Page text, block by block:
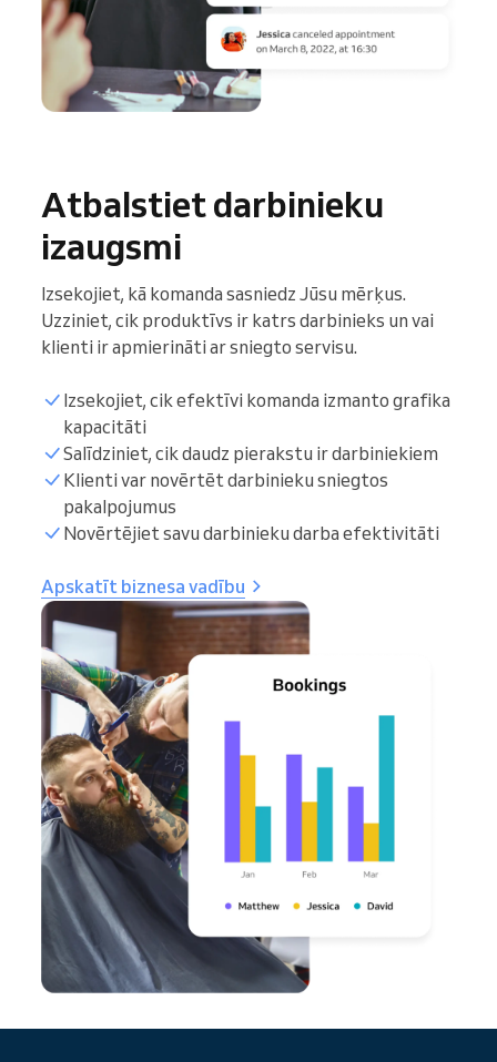
Atbalstiet darbinieku
izaugsmi
Izsekojiet, kā komanda sasniedz Jūsu mērķus.
Uzziniet, cik produktīvs ir katrs darbinieks un vai
klienti ir apmierināti ar sniegto servisu.
Izsekojiet, cik efektīvi komanda izmanto grafika
kapacitāti
Salīdziniet, cik daudz pierakstu ir darbiniekiem
Klienti var novērtēt darbinieku sniegtos
pakalpojumus
Novērtējiet savu darbinieku darba efektivitāti
Apskatīt biznesa vadību